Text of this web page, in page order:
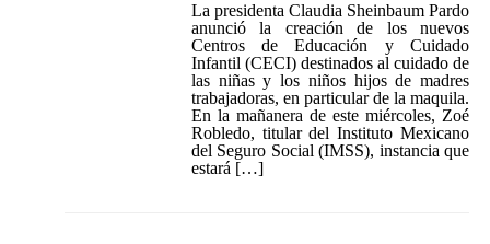
La presidenta Claudia Sheinbaum Pardo
anunció la creación de los nuevos
Centros de Educación y Cuidado
Infantil (CECI) destinados al cuidado de
las niñas y los niños hijos de madres
trabajadoras, en particular de la maquila.
En la mañanera de este miércoles, Zoé
Robledo, titular del Instituto Mexicano
del Seguro Social (IMSS), instancia que
estará […]